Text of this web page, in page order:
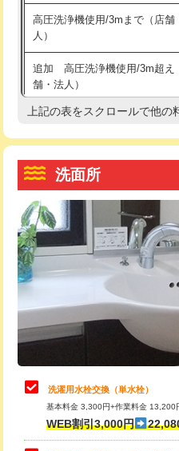
コンクリート斫り（厚さ10㎝ま
コンクリート斫り（厚さ10㎝超
モルタル補修（厚さ10㎝まで）
モルタル補修（厚さ10㎝超え）
洗面台設置
追加人工
廃棄・処分
※給水管工事は20mmまでの
給水管工事※（ホール加工)
給水管工事※（バンド止め)
給水管工事※（支持金具設置)
給水管工事※（保温材使用（
め込み）)
給水管工事※（土の掘削・埋
業)
給水管工事※（塩ビ管（VP・
用/3ｍまで)
給水管工事※（塩ビ管（VP・
用（追加）/3ｍ超え)
給水管工事※（ライニング鋼管
管・ポリ管・HT管使用/3ｍま
給水管工事※（ライニング鋼管
管・ポリ管・HT管使用/3ｍ超
排水管工事（土の掘削・埋め
高圧洗浄機使用/3mまで（店舗
人）
追加 高圧洗浄機使用/3m超え
舗・法人）
高度高圧洗浄換
トーラー機使用/3mまで
追加トーラー機使用/3m超え
カメラ調査
桝清掃
止水・漏水調査・防水処理・
理・調整・分解・加工など（軽
止水・漏水調査・防水処理・
理・調整・分解・加工など（中
止水・漏水調査・防水処理・
理・調整・分解・加工など（
上記の表をスクロールで他の
洗面所
洗濯用水栓交換（単水栓）
基本料金 3,300円+作業料金
WEB割引3,000円